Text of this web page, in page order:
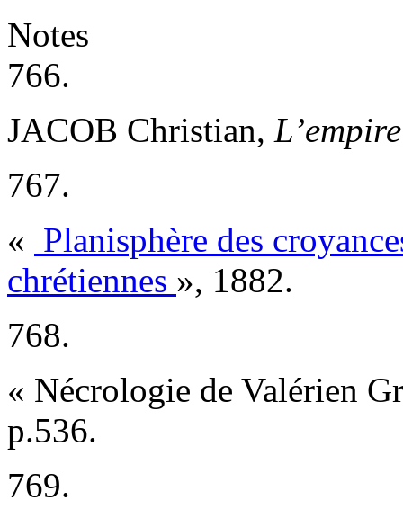
Notes
766.
JACOB Christian,
767.
« Planisphère des
chrétiennes », 1882.
768.
« Nécrologie de Valérien
p.536.
769.